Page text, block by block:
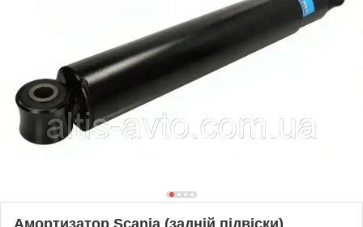
Амортизатор Scania (задній підвіски)